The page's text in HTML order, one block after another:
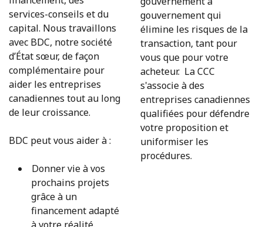
services-conseils et du
capital. Nous travaillons
avec BDC, notre société
d’État sœur, de façon
complémentaire pour
aider les entreprises
canadiennes tout au long
de leur croissance.
BDC peut vous aider à :
Donner vie à vos
prochains projets
grâce à un
financement adapté
gouvernement qui
élimine les risques de la
transaction, tant pour
vous que pour votre
acheteur. La CCC
s'associe à des
entreprises canadiennes
qualifiées pour défendre
votre proposition et
uniformiser les
procédures.